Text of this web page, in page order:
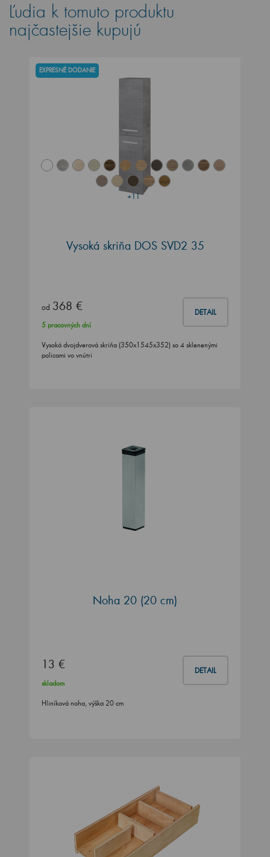
Ľudia k tomuto produktu
najčastejšie kupujú
+11
EXPRESNÉ DODANIE
Vysoká skriňa DOS SVD2 35
od 368 € DETAIL
5 pracovných dní
Vysoká dvojdverová skriňa (350x1545x352) so 4 sklenenými
policami vo vnútri
Noha 20 (20 cm)
13 € DETAIL
skladom
Hliníková noha, výška 20 cm